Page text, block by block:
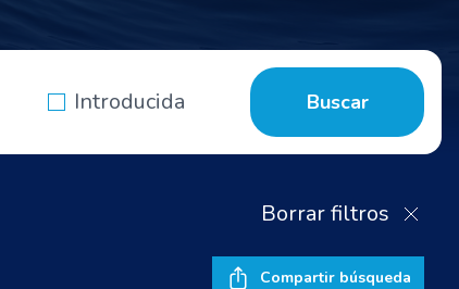
Introducida Buscar
Borrar filtros
Compartir búsqueda